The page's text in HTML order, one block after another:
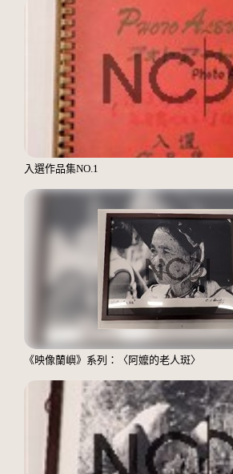
入選作品集NO.1
《映像蘭嶼》系列：〈阿嬤的老人斑〉